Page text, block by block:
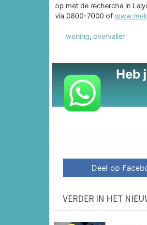
op met de recherche in
via 0800-7000 of
woning, overvaller
Heb
Deel op
VERDER IN HET